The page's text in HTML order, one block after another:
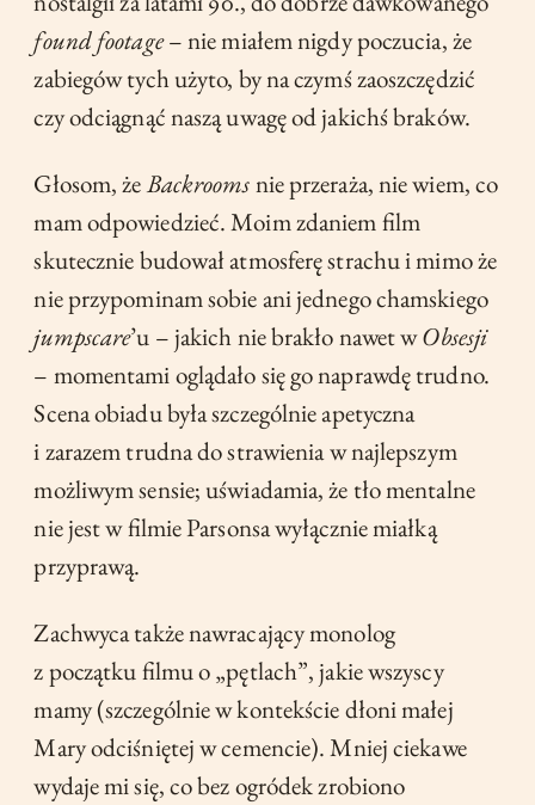
found footage– nie miałem nigdy poczucia, że
zabiegów tych użyto, by na czymś zaoszczędzić
czy odciągnąć naszą uwagę od jakichś braków.
Głosom, żeBackroomsnie przeraża, nie wiem, co
mam odpowiedzieć. Moim zdaniem film
skutecznie budował atmosferę strachu i mimo że
nie przypominam sobie ani jednego chamskiego
jumpscare’u – jakich nie brakło nawet wObsesji
– momentami oglądało się go naprawdę trudno.
Scena obiadu była szczególnie apetyczna
i zarazem trudna do strawienia w najlepszym
możliwym sensie; uświadamia, że tło mentalne
nie jest w filmie Parsonsa wyłącznie miałką
przyprawą.
Zachwyca także nawracający monolog
z początku filmu o „pętlach”, jakie wszyscy
mamy (szczególnie w kontekście dłoni małej
Mary odciśniętej w cemencie). Mniej ciekawe
wydaje mi się, co bez ogródek zrobiono